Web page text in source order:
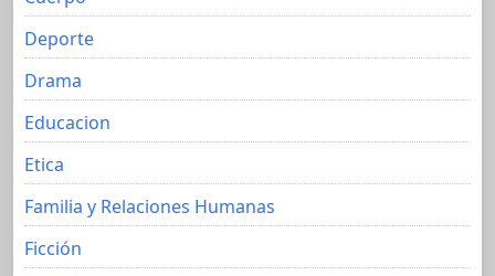
Deporte
Drama
Educacion
Etica
Familia y Relaciones Humanas
Ficción